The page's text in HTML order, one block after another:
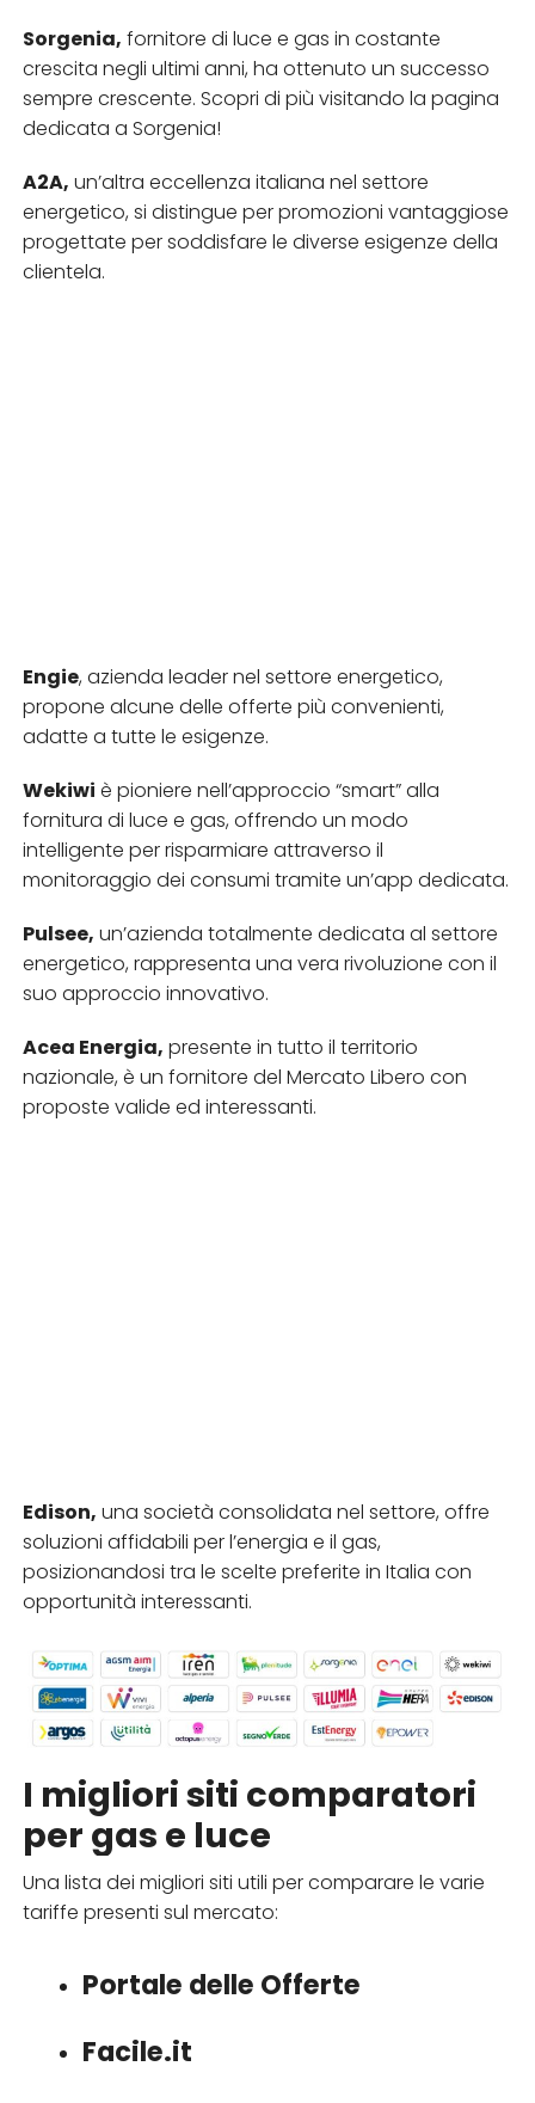
Sorgenia, fornitore di luce e gas in costante
crescita negli ultimi anni, ha ottenuto un successo
sempre crescente. Scopri di più visitando la pagina
dedicata a Sorgenia!
A2A, un’altra eccellenza italiana nel settore
energetico, si distingue per promozioni vantaggiose
progettate per soddisfare le diverse esigenze della
clientela.
Engie, azienda leader nel settore energetico,
propone alcune delle offerte più convenienti,
adatte a tutte le esigenze.
Wekiwi è pioniere nell’approccio “smart” alla
fornitura di luce e gas, offrendo un modo
intelligente per risparmiare attraverso il
monitoraggio dei consumi tramite un’app dedicata.
Pulsee, un’azienda totalmente dedicata al settore
energetico, rappresenta una vera rivoluzione con il
suo approccio innovativo.
Acea Energia, presente in tutto il territorio
nazionale, è un fornitore del Mercato Libero con
proposte valide ed interessanti.
Edison, una società consolidata nel settore, offre
soluzioni affidabili per l’energia e il gas,
posizionandosi tra le scelte preferite in Italia con
opportunità interessanti.
I migliori siti comparatori
per gas e luce
Una lista dei migliori siti utili per comparare le varie
tariffe presenti sul mercato:
Portale delle Offerte
Facile.it